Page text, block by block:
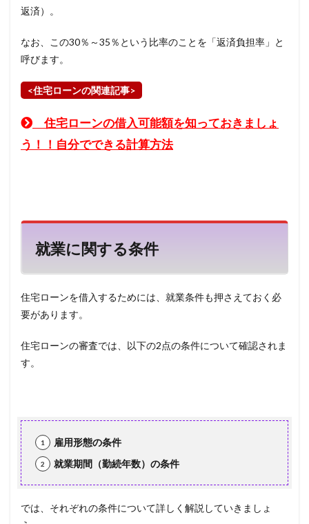
返済）。
なお、この30％～35％という比率のことを「返済負担率」と
呼びます。
<住宅ローンの関連記事>
住宅ローンの借入可能額を知っておきましょ
う！！自分でできる計算方法
就業に関する条件
住宅ローンを借入するためには、就業条件も押さえておく必
要があります。
住宅ローンの審査では、以下の2点の条件について確認されま
す。
雇用形態の条件
就業期間（勤続年数）の条件
では、それぞれの条件について詳しく解説していきましょ